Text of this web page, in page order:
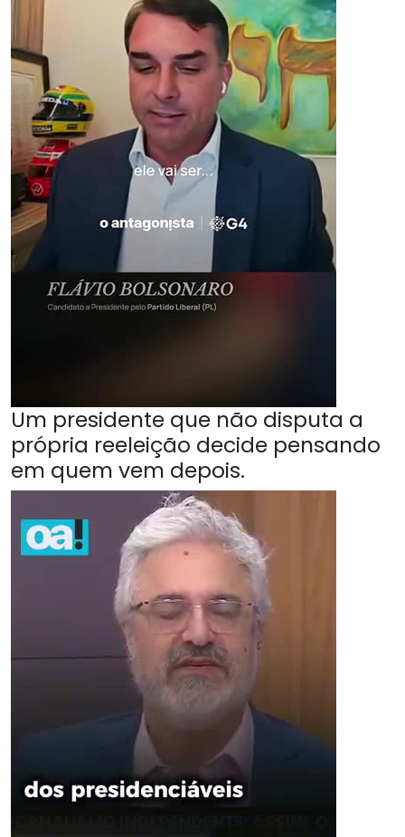
Um presidente que não disputa a
própria reeleição decide pensando
em quem vem depois.